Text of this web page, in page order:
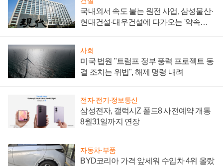
국내외서 속도 붙는 원전 사업, 삼성물산·
현대건설·대우건설에 다가오는 '약속의
사회
미국 법원 "트럼프 정부 풍력 프로젝트 동
결 조치는 위법", 해제 명령 내려
전자·전기·정보통신
삼성전자, 갤럭시Z 폴드8 사전예약 개통
8월31일까지 연장
자동차·부품
BYD코리아 가격 앞세워 수입차 4위 올랐